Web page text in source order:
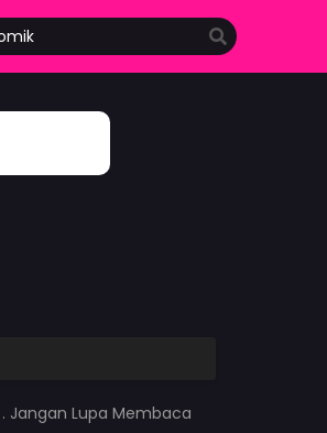
. Jangan Lupa Membaca